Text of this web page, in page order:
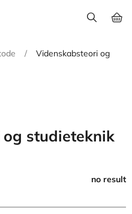
/
Videnskabsteori og
studieteknik
no result